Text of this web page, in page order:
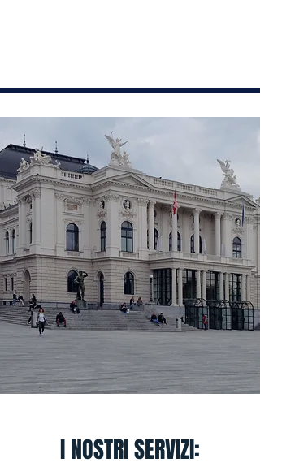
I NOSTRI SERVIZI: